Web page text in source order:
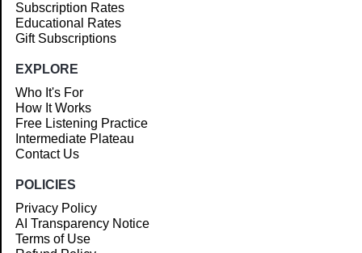
Subscription Rates
Educational Rates
Gift Subscriptions
EXPLORE
Who It's For
How It Works
Free Listening Practice
Intermediate Plateau
Contact Us
POLICIES
Privacy Policy
AI Transparency Notice
Terms of Use